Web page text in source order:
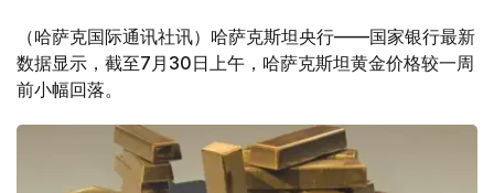
（哈萨克国际通讯社讯）哈萨克斯坦央行——国家银行最新
数据显示，截至7月30日上午，哈萨克斯坦黄金价格较一周
前小幅回落。